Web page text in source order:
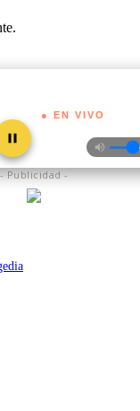
● EN VIVO
- Publicidad -